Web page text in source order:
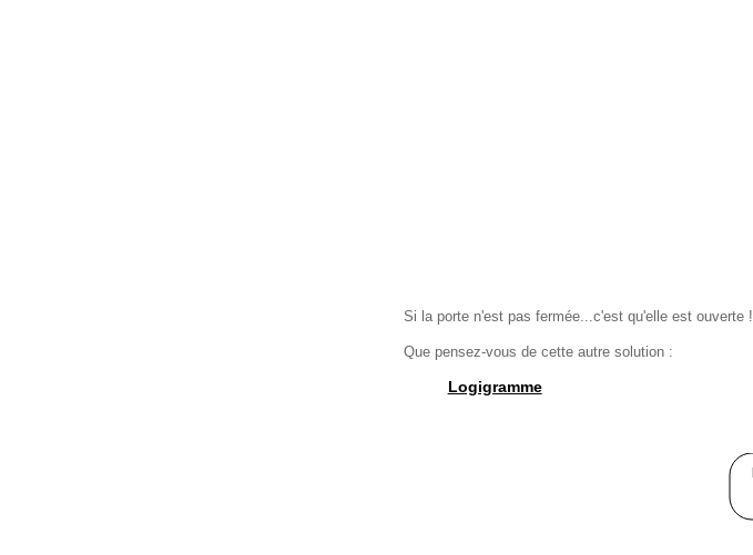
Si la porte n'est pas fermée...c'est qu'elle est ouverte !
Que pensez-vous de cette autre solution :
Logigramme